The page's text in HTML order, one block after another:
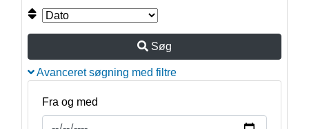
Søg
Avanceret søgning med filtre
Fra og med